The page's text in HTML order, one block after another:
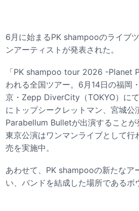
6月に始まるPK shampooのライブ
ンアーティストが発表された。
「PK shampoo tour 2026 -Planet
われる全国ツアー。6月14日の福岡
京・Zepp DiverCity（TOKYO）に
にトップシークレットマン、宮城
Parabellum Bulletが出演すること
東京公演はワンマンライブとして
売を実施中。
あわせて、PK shampooの新たなア
い、バンドを結成した場所であるボ